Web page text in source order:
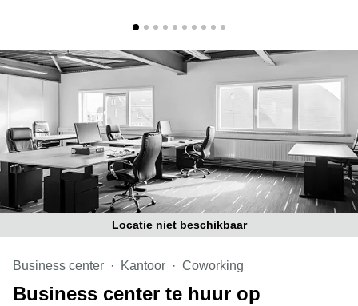
Tilburg
Zwolle
Westpoort
Business
center
Hilversum
center
Den
Haag
Coworking
space
Breda
Coworking
in Arnhem
Locatie niet beschikbaar
Business center Kantoor Coworking
Business center te huur op